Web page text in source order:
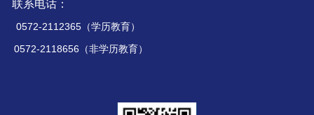
联系电话：
0572-2112365（学历教育）
0572-2118656（非学历教育）